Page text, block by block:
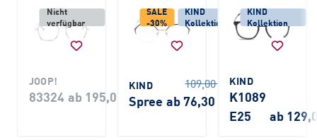
Nicht
verfügbar
JOOP!
83324 ab 195,00 €
SALE
-30%
KIND
Kollektion
KIND
Spree
109,00 €
ab 76,30 €
KIND
Kollektion
KIND
K1089
E25
ab